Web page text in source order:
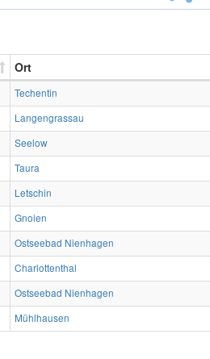
Ort
Techentin
Langengrassau
Seelow
Taura
Letschin
Gnoien
Ostseebad Nienhagen
Charlottenthal
Ostseebad Nienhagen
Mühlhausen